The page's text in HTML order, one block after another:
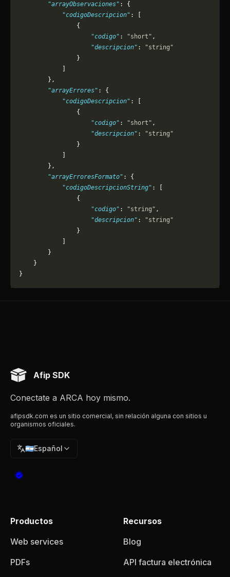
        "arrayObservaciones"
: {
            "codigoDescripcion"
: [
                {
                    "codigo"
: "short" ,
                    "descripcion"
:
"string"
                }
        },
        "arrayErrores"
: {
            "codigoDescripcion"
: [
                {
                    "codigo"
: "short" ,
                    "descripcion"
:
"string"
                }
        },
        "arrayErroresFormato"
: {
            "codigoDescripcionString"
: [
                {
                    "codigo"
: "string" ,
                    "descripcion"
:
"string"
                }
        }
    }
}
Afip SDK
Conectate a ARCA hoy mismo.
afipsdk.com es un sitio comercial, sin relación alguna con sitios u
organismos oficiales.
🇦🇷Español
Productos
Web services
PDFs
Recursos
Blog
API factura electrónica